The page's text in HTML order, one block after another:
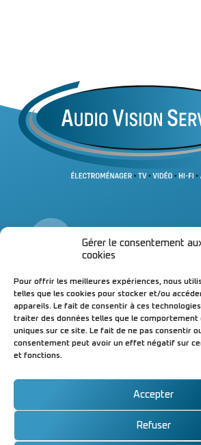
Gérer le consentement
cookies
Pour offrir les meilleures expériences, nous
telles que les cookies pour stocker et/ou
appareils. Le fait de consentir à ces
traiter des données telles que le comportement
uniques sur ce site. Le fait de ne pas consentir
consentement peut avoir un effet négatif sur
et fonctions.
Accepter
Refuser
Infos
& contacts
04 70 98 27 50
Magasin de Bellerive-sur-A.
Magasin & atelier de Cusset
Suivez-nous !
© AUDIO VISION Mentions légales|